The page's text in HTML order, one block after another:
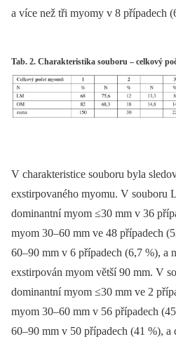
a více než tři myomy v 8 případech
Tab. 2. Charakteristika souboru – celkový
V charakteristice souboru byla
exstirpovaného myomu. V souboru
dominantní myom ≤30 mm v 36
myom 30–60 mm ve 48 případech
60–90 mm v 6 případech (6,7 %), a
exstirpován myom větší 90 mm. V
dominantní myom ≤30 mm ve 2
myom 30–60 mm v 56 případech
60–90 mm v 50 případech (41 %), a